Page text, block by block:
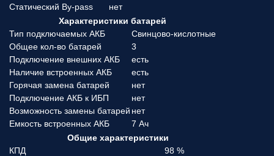
Статический By-pass
нет
Характеристики батарей
Тип подключаемых АКБ
Свинцово-кислотные
Общее кол-во батарей
3
Подключение внешних АКБ
есть
Наличие встроенных АКБ
есть
Горячая замена батарей
нет
Подключение АКБ к ИБП
нет
Возможность замены батарей нет
Емкость встроенных АКБ
7 Ач
Общие характеристики
КПД
98 %